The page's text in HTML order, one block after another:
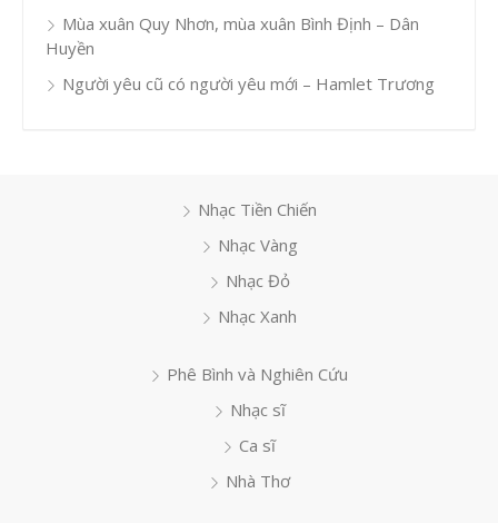
Mùa xuân Quy Nhơn, mùa xuân Bình Định – Dân
Huyền
Người yêu cũ có người yêu mới – Hamlet Trương
Nhạc Tiền Chiến
Nhạc Vàng
Nhạc Đỏ
Nhạc Xanh
Phê Bình và Nghiên Cứu
Nhạc sĩ
Ca sĩ
Nhà Thơ